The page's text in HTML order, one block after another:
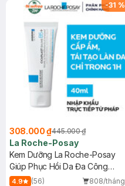
-31 %
308.000 ₫445.000 ₫
La Roche-Posay
Kem Dưỡng La Roche-Posay
Giúp Phục Hồi Da Đa Công
Dụng 40ml
4.9 (56)
808/tháng